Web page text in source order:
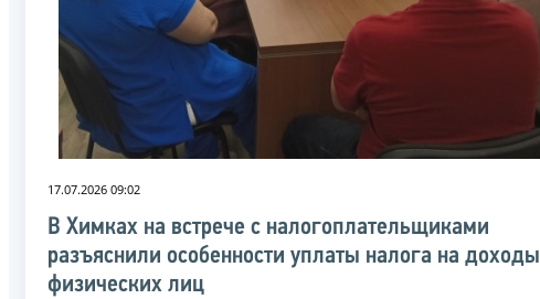
17.07.2026 09:02
В Химках на встрече с налогоплательщиками
разъяснили особенности уплаты налога на доходы
физических лиц